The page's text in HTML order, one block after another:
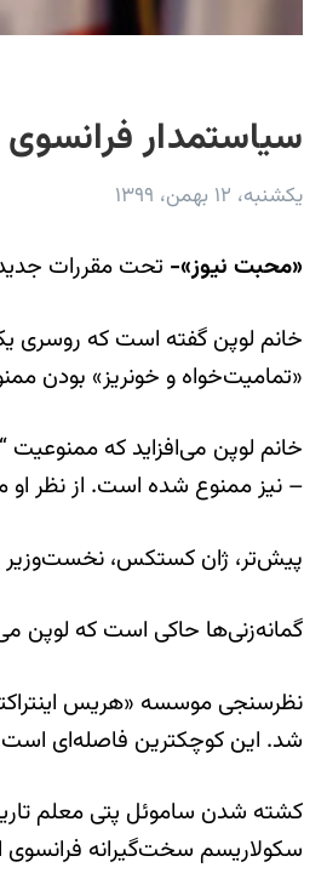
سیاستمدار
یکشنبه، ۱۲ بهمن، ۱۳۹۹
«محبت نیوز»- تحت مقررات
خانم لوپن گفته است که روسری
«تمامیت‌خواه و خونریز» بودن
خانم لوپن می‌افزاید که ممنوعیت
– نیز ممنوع شده است. از نظر او
پیش‌تر، ژان کستکس، نخست‌وزیر
گمانه‌زنی‌ها حاکی است که لوپن
شد. این کوچکترین فاصله‌ای است
کشته شدن ساموئل پتی معلم
سکولاریسم سخت‌گیرانه فرانسوی